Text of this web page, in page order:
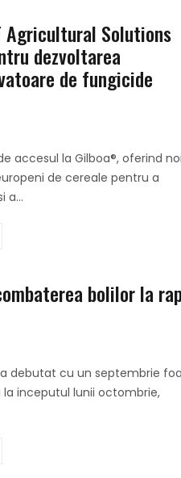
Agricultural Solutions
dezvoltarea
de fungicide
accesul la Gilboa®, oferind noi
de cereale pentru a
a...
bolilor la
debutat cu un septembrie
la inceputul lunii octombrie,